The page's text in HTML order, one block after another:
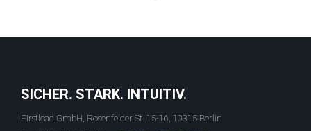
SICHER. STARK. INTUITIV.
Firstlead GmbH, Rosenfelder St. 15-16, 10315 Berlin